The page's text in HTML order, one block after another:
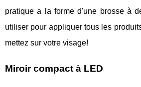
pratique a la forme d'une brosse à
utiliser pour appliquer tous les
mettez sur votre visage!
Miroir compact à LED